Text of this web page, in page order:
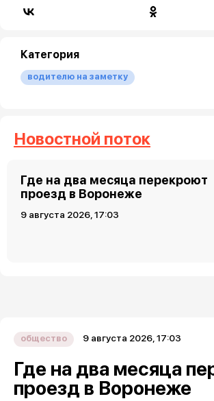
Категория
водителю на заметку
Новостной поток
Где на два месяца перекроют
проезд в Воронеже
9 августа 2026, 17:03
общество 9 августа 2026, 17:03
Где на два месяца
проезд в Воронеже